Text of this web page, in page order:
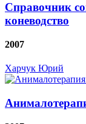
Справочник
коневодство
2007
Харчук Юрий